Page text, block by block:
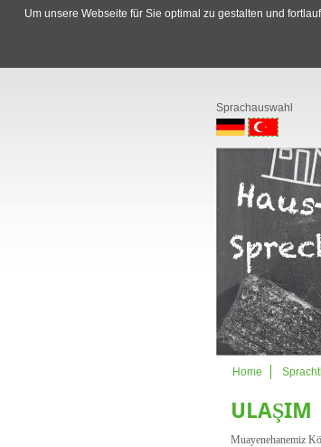
Sprachauswahl
.
.
Gezinmeyi
Home
ULAŞIM
Muayenehanemiz
Um unsere Webseite für Sie optimal zu gestalten und